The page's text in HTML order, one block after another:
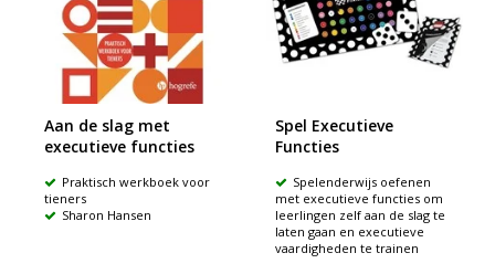
Aan de slag met
executieve functies
Praktisch werkboek voor
tieners
Sharon Hansen
Spel Executieve
Functies
Spelenderwijs oefenen
met executieve functies om
leerlingen zelf aan de slag te
laten gaan en executieve
vaardigheden te trainen